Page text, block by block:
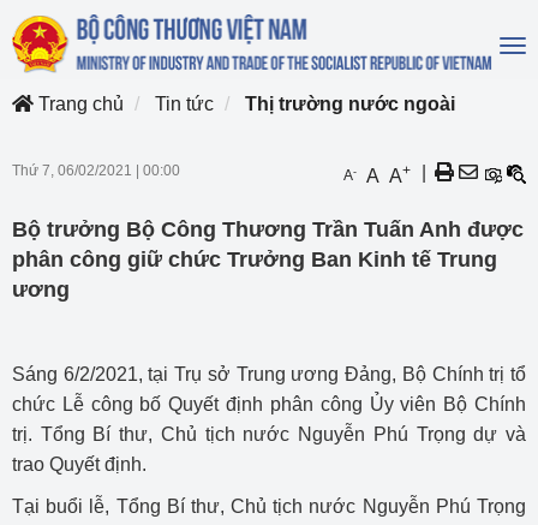
Trang chủ
Tin tức Thị trường nước ngoài
Thứ 7, 06/02/2021 00:00 A- A A+
Bộ trưởng Bộ Công Thương Trần Tuấn Anh được
phân công giữ chức Trưởng Ban Kinh tế Trung
ương
Sáng 6/2/2021, tại Trụ sở Trung ương Đảng, Bộ Chính trị tổ
chức Lễ công bố Quyết định phân công Ủy viên Bộ Chính
trị. Tổng Bí thư, Chủ tịch nước Nguyễn Phú Trọng dự và
trao Quyết định.
Tại buổi lễ, Tổng Bí thư, Chủ tịch nước Nguyễn Phú Trọng